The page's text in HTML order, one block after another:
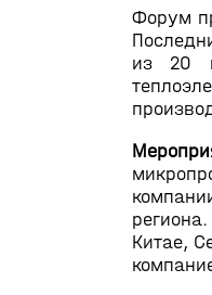
Форум
из 20
Китае,